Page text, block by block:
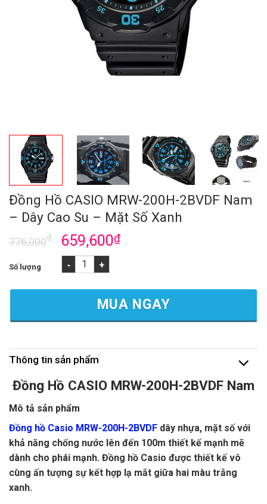
Đồng Hồ CASIO MRW-200H-2BVDF Nam
– Dây Cao Su – Mặt Số Xanh
776,000₫ 659,600₫
Đồng Hồ CASIO MRW-200H-2BVDF Nam - Dây Cao Su - Mặt Số
MUA NGAY
Thông tin sản phẩm
Đồng Hồ CASIO MRW-200H-2BVDF Nam
Mô tả sản phẩm
Đồng hồ Casio MRW-200H-2BVDF dây nhựa, mặt số với
khả năng chống nước lên đến 100m thiết kế mạnh mẽ
dành cho phái mạnh. Đồng hồ Casio được thiết kế vô
cùng ấn tượng sự kết hợp lạ mắt giữa hai màu trắng
xanh.